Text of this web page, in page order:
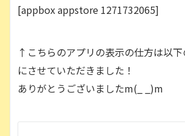
[appbox appstore 1271732065]
↑こちらのアプリの表示の仕方は以
にさせていただきました！
ありがとうございましたm(_ _)m